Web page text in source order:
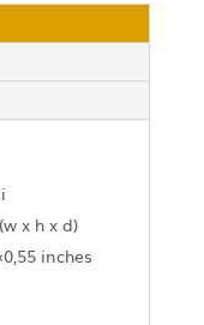
x h x d)
inches